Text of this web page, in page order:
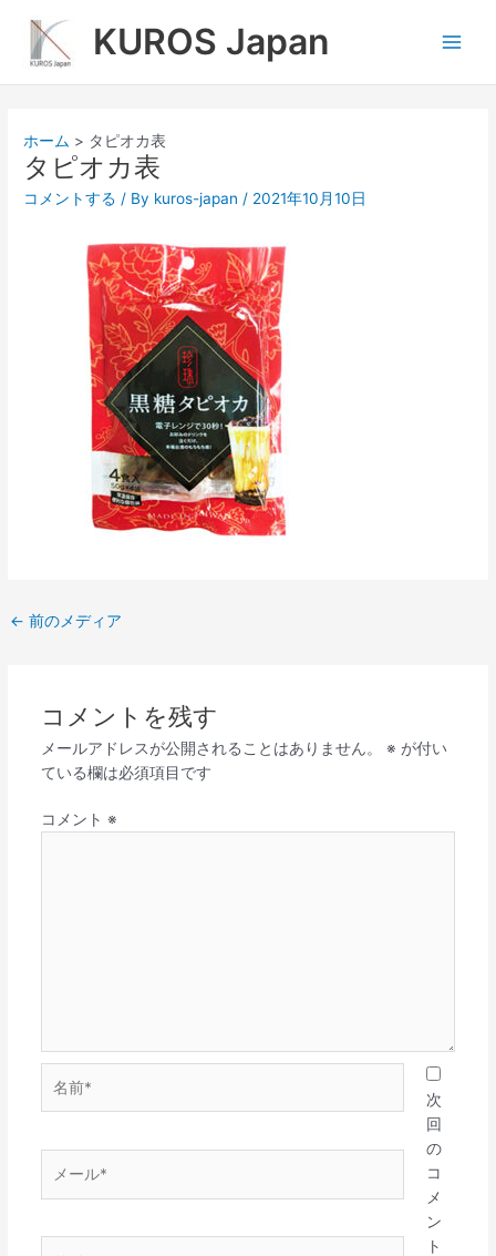
ス
KUROS Japan
ホーム タピオカ表
タピオカ表
コメントする / By kuros-japan / 2021年10月10日
← 前のメディア
コメントを残す
メールアドレスが公開されることはありません。 ※ が付い
ている欄は必須項目です
コメント ※
ー
*
次
回
の
コ
メ
ン
ト